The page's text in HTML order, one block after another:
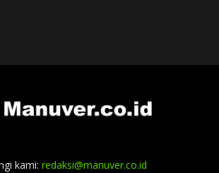
kami: redaksi@manuver.co.id